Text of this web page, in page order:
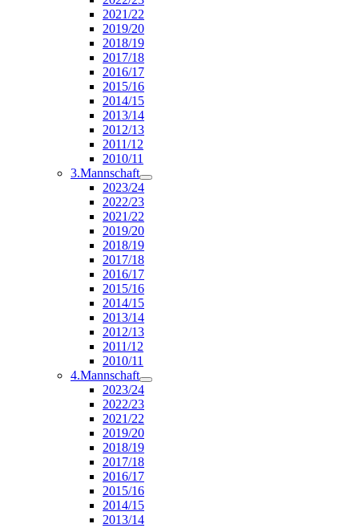
2021/22
2019/20
2018/19
2017/18
2016/17
2015/16
2014/15
2013/14
2012/13
2011/12
2010/11
3.Mannschaft
2023/24
2022/23
2021/22
2019/20
2018/19
2017/18
2016/17
2015/16
2014/15
2013/14
2012/13
2011/12
2010/11
4.Mannschaft
2023/24
2022/23
2021/22
2019/20
2018/19
2017/18
2016/17
2015/16
2014/15
2013/14